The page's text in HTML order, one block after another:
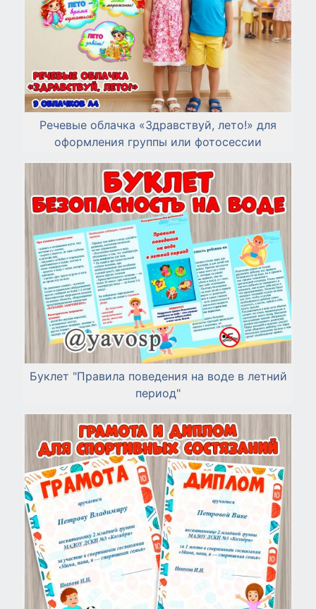
Речевые облачка «Здравствуй, лето!» для
оформления группы или фотосессии
Буклет "Правила поведения на воде в летний
период"